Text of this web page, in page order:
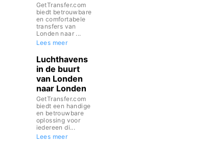
GetTransfer.com
biedt betrouwbare
en comfortabele
transfers van
Londen naar ...
Lees meer
Luchthavens
in de buurt
van Londen
naar Londen
GetTransfer.com
biedt een handige
en betrouwbare
oplossing voor
iedereen di...
Lees meer